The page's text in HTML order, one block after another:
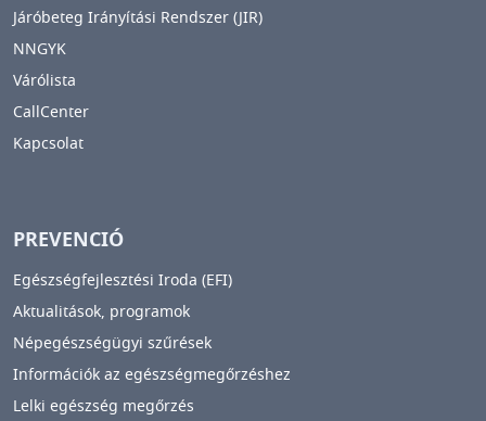
Járóbeteg Irányítási Rendszer (JIR)
NNGYK
Várólista
CallCenter
Kapcsolat
PREVENCIÓ
Egészségfejlesztési Iroda (EFI)
Aktualitások, programok
Népegészségügyi szűrések
Információk az egészségmegőrzéshez
Lelki egészség megőrzés